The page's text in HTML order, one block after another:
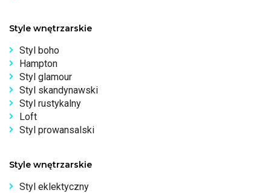
Style wnętrzarskie
Styl boho
Hampton
Styl glamour
Styl skandynawski
Styl rustykalny
Loft
Styl prowansalski
Style wnętrzarskie
Styl eklektyczny